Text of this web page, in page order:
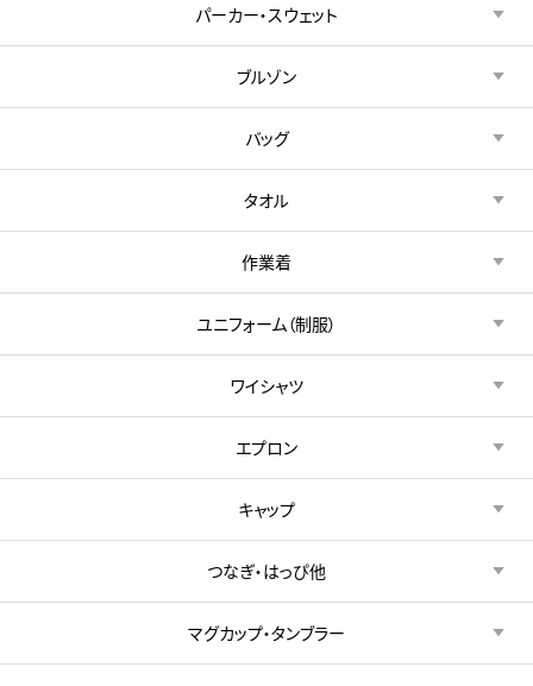
パーカー・スウェット
ブルゾン
バッグ
タオル
作業着
ユニフォーム（制服）
ワイシャツ
エプロン
キャップ
つなぎ・はっぴ他
マグカップ・タンブラー